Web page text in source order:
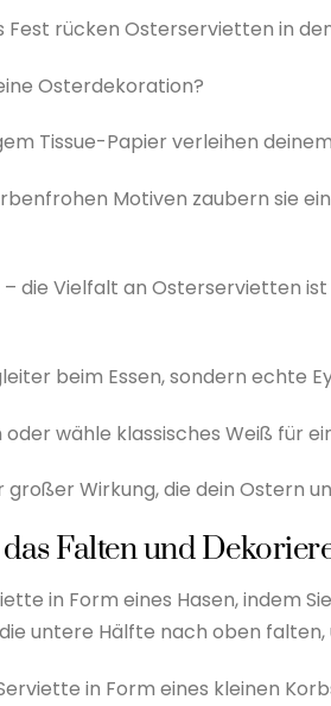
rücken Osterservietten in
Osterdekoration?
Tissue-Papier verleihen
Motiven zaubern sie
die Vielfalt an Osterservietten ist
beim Essen, sondern echte
wähle klassisches Weiß für
Wirkung, die dein Ostern
Falten und
in Form eines Hasen, indem
untere Hälfte nach oben
in Form eines kleinen